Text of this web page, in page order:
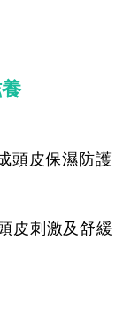
頭皮保濕防護
皮刺激及舒緩